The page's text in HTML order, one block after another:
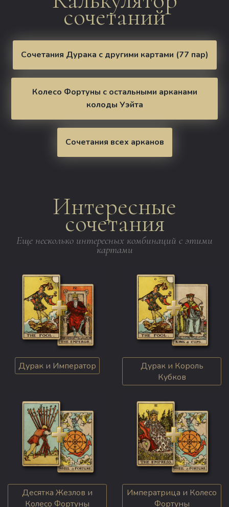
сочетаний
Сочетания Дурака с другими картами (77 пар)
Колесо Фортуны с остальными арканами
колоды Уэйта
Сочетания всех арканов
Интересные
сочетания
Еще несколько интересных комбинаций с этими
картами
Дурак и Император
Дурак и Король
Кубков
Десятка Жезлов и
Колесо Фортуны
Императрица и Колесо
Фортуны